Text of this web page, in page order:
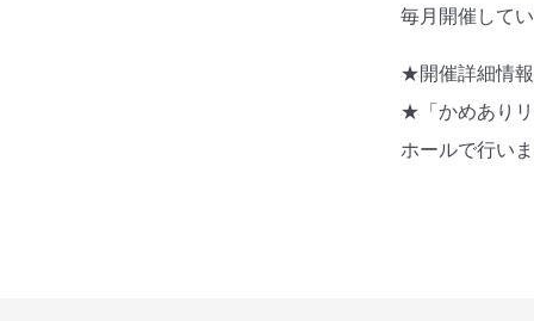
毎月開催してい
★開催詳細情報
★「かめあり
ホールで行いま